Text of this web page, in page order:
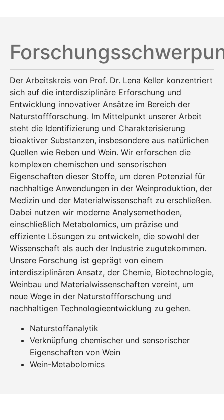
Der Arbeitskreis von Prof. Dr. Lena Keller konzentriert
sich auf die interdisziplinäre Erforschung und
Entwicklung innovativer Ansätze im Bereich der
Naturstoffforschung. Im Mittelpunkt unserer Arbeit
steht die Identifizierung und Charakterisierung
bioaktiver Substanzen, insbesondere aus natürlichen
Quellen wie Reben und Wein. Wir erforschen die
komplexen chemischen und sensorischen
Eigenschaften dieser Stoffe, um deren Potenzial für
nachhaltige Anwendungen in der Weinproduktion, der
Medizin und der Materialwissenschaft zu erschließen.
Dabei nutzen wir moderne Analysemethoden,
einschließlich Metabolomics, um präzise und
effiziente Lösungen zu entwickeln, die sowohl der
Wissenschaft als auch der Industrie zugutekommen.
Unsere Forschung ist geprägt von einem
interdisziplinären Ansatz, der Chemie, Biotechnologie,
Weinbau und Materialwissenschaften vereint, um
neue Wege in der Naturstoffforschung und
nachhaltigen Technologieentwicklung zu gehen.
Naturstoffanalytik
Verknüpfung chemischer und sensorischer
Eigenschaften von Wein
Wein-Metabolomics